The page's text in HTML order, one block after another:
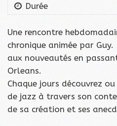
Durée
Une rencontre
chronique animée par
aux nouveautés en
Orleans.
Chaque jours découvrez
de jazz à travers son
de sa création et ses